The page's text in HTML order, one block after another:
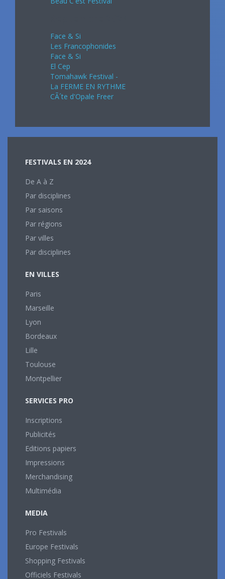
Face & Si
Les Francophonides
Face & Si
El Cep
Tomahawk Festival -
La FERME EN RYTHME
CÃ´te d'Opale Freer
FESTIVALS EN 2024
De A à Z
Par disciplines
Par saisons
Par régions
Par villes
Par disciplines
EN VILLES
Paris
Marseille
Lyon
Bordeaux
Lille
Toulouse
Montpellier
SERVICES PRO
Inscriptions
Publicités
Editions papiers
Impressions
Merchandising
Multimédia
MEDIA
Pro Festivals
Europe Festivals
Shopping Festivals
Officiels Festivals